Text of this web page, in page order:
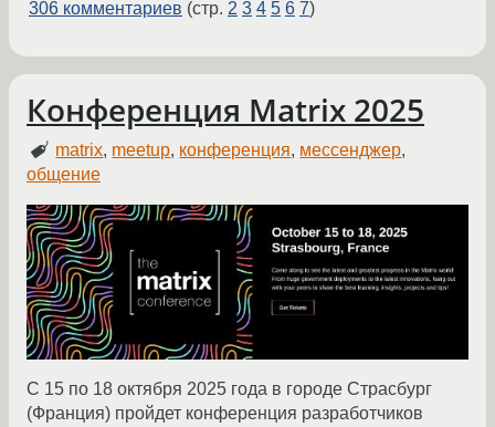
306 комментариев (стр. 2 3 4 5 6 7)
Конференция Matrix 2025
matrix, meetup, конференция, мессенджер,
общение
С 15 по 18 октября 2025 года в городе Страсбург
(Франция) пройдет конференция разработчиков